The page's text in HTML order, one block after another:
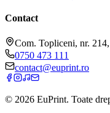
Contact
Com. Topliceni, nr.
0750 473 111
contact@euprint.ro
© 2026 EuPrint. Toate